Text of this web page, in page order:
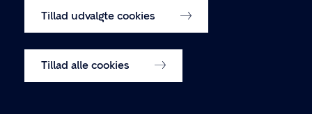
Tillad udvalgte cookies
Tillad alle cookies
Cookiepolitik
Cookieindstillinger